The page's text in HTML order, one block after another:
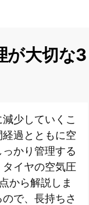
が大切な3
少していくこ
過とともに空
かり管理する
イヤの空気圧
から解説しま
で、長持ちさ